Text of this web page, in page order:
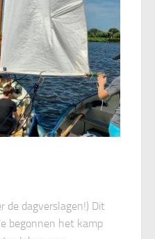
de dagverslagen!) Dit
begonnen het kamp